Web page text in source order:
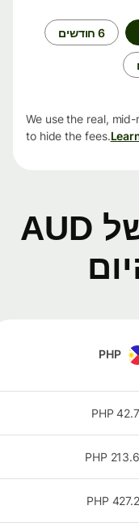
6 חודשים
We use the real,
to hide the fees.
שערי חליפין של AUD
PHP
PHP
PHP
PHP